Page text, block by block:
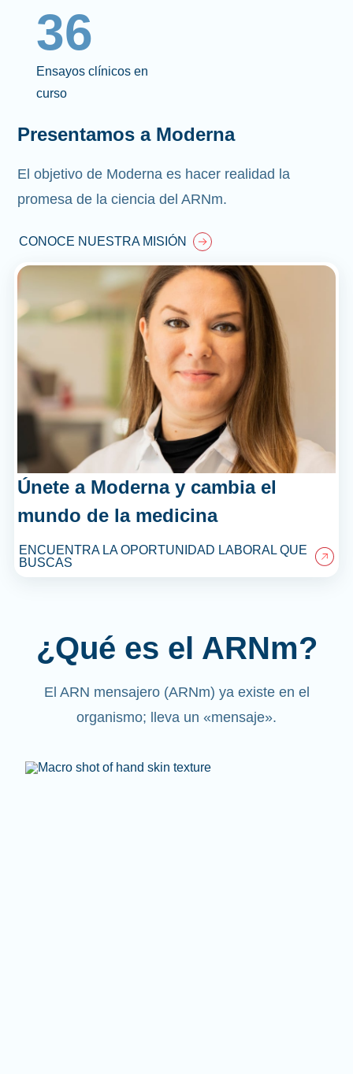
36
Ensayos clínicos en
curso
Presentamos a Moderna
El objetivo de Moderna es hacer realidad la
promesa de la ciencia del ARNm.
CONOCE NUESTRA MISIÓN
Únete a Moderna y cambia el
mundo de la medicina
ENCUENTRA LA OPORTUNIDAD LABORAL QUE
BUSCAS
¿Qué es el ARNm?
El ARN mensajero (ARNm) ya existe en el
organismo; lleva un «mensaje».